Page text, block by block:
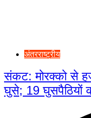
अंतरराष्ट्रीय
संकट: मोरक्को से
घुसे; 19 घुसपैठियों